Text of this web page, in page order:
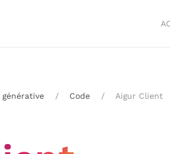
générative Code Aigur Client